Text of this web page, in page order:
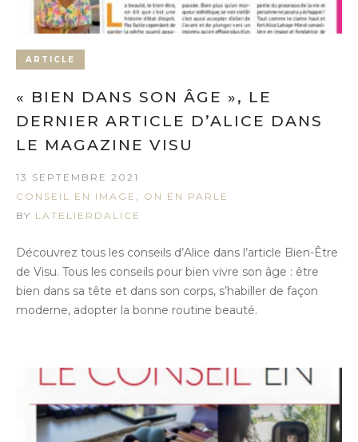
ARTICLE
« BIEN DANS SON ÂGE », LE
DERNIER ARTICLE D’ALICE DANS
LE MAGAZINE VISU
13 SEPTEMBRE 2021
CONSEIL EN IMAGE
ON EN PARLE
BY LATELIERDALICE
Découvrez tous les conseils d’Alice dans l’article Bien-Être
de Visu. Tous les conseils pour bien vivre son âge : être
bien dans sa tête et dans son corps, s’habiller de façon
moderne, adopter la bonne routine beauté.